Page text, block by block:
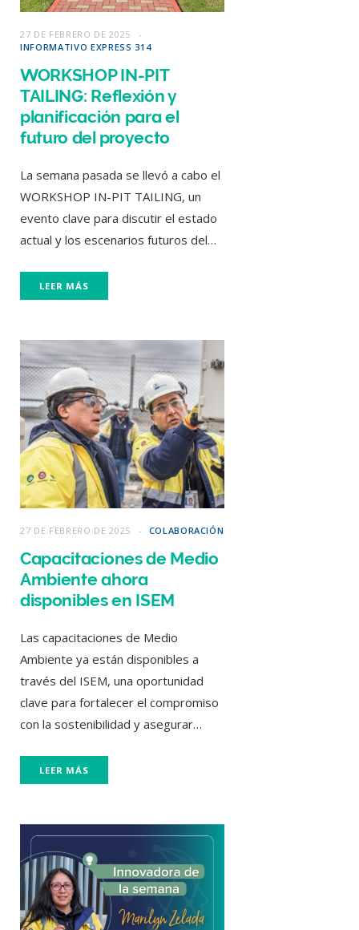
27 DE FEBRERO DE 2025
INFORMATIVO EXPRESS 314
WORKSHOP IN-PIT
TAILING: Reflexión y
planificación para el
futuro del proyecto
La semana pasada se llevó a cabo el
WORKSHOP IN-PIT TAILING, un
evento clave para discutir el estado
actual y los escenarios futuros del…
LEER MÁS
27 DE FEBRERO DE 2025 COLABORACIÓN
Capacitaciones de Medio
Ambiente ahora
disponibles en ISEM
Las capacitaciones de Medio
Ambiente ya están disponibles a
través del ISEM, una oportunidad
clave para fortalecer el compromiso
con la sostenibilidad y asegurar…
LEER MÁS